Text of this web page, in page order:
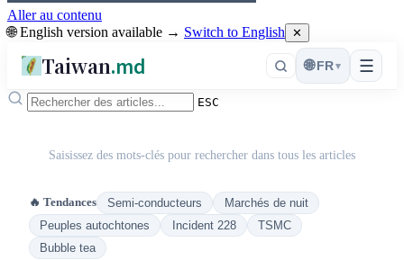
Aller au contenu
🌐 English version available → Switch to English ✕
Taiwan.md ☰
🌐 FR ▾
ESC
Saisissez des mots-clés pour rechercher dans tous les articles
🔥 Tendances Semi-conducteurs
Marchés de nuit
Peuples autochtones
Incident 228
TSMC
Bubble tea